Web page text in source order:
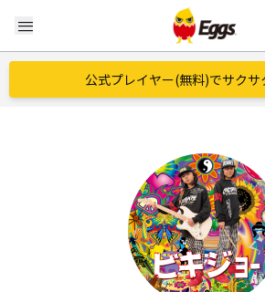
menu
公式プレイヤー(無料)でサクサ